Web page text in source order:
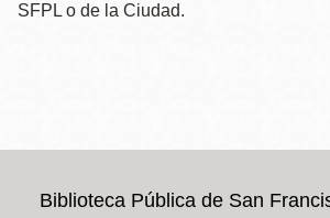
SFPL o de la Ciudad.
Biblioteca Pública de San